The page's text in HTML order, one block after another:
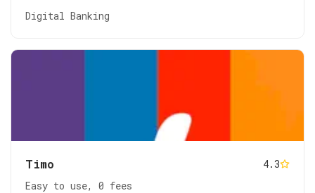
Digital Banking
Timo
4.3
Easy to use, 0 fees